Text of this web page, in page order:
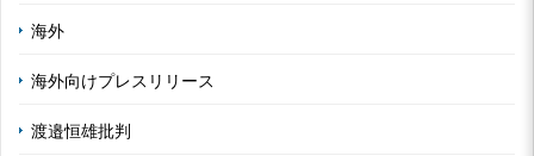
海外
海外向けプレスリリース
渡邉恒雄批判